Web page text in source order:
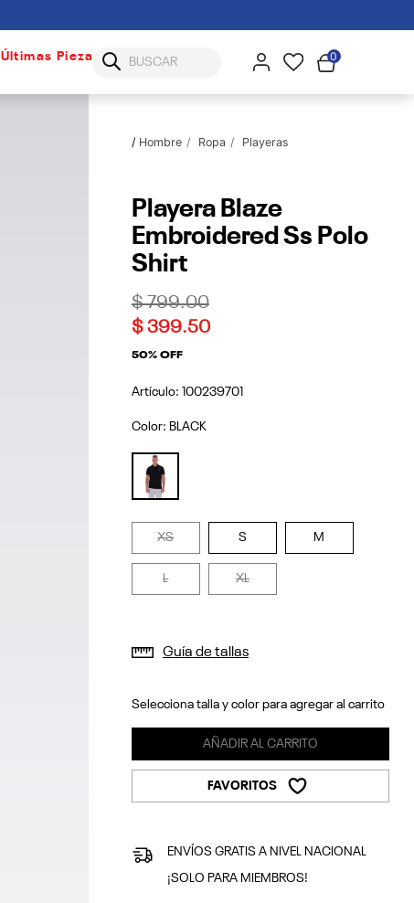
Últimas Piezas 0
Hombre Ropa Playeras
Playera Blaze
Embroidered Ss Polo
Shirt
Price reduced from
$ 799.00to
$ 399.50
50% OFF
Artículo: 100239701
Color: BLACK
XS S M
L XL
Guía de tallas
Selecciona talla y color para agregar al carrito
AÑADIR AL CARRITO
FAVORITOS
ENVÍOS GRATIS A NIVEL NACIONAL
¡SOLO PARA MIEMBROS!